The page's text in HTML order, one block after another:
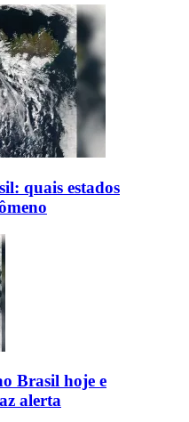
quais estados
Brasil hoje e
alerta